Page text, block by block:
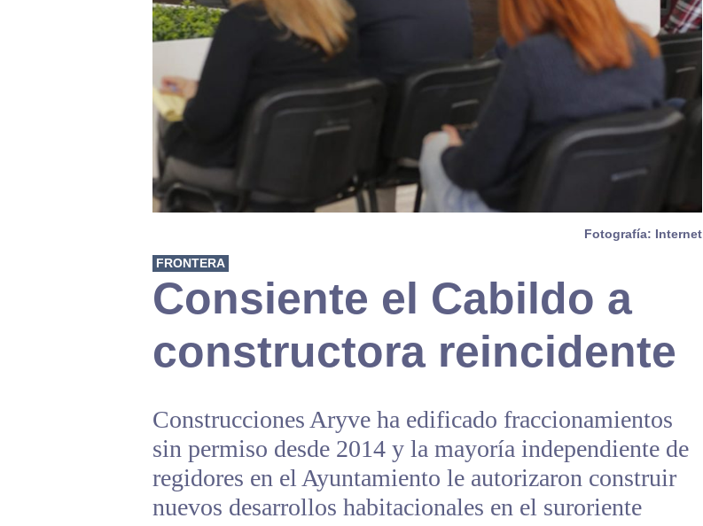
Fotografía: Internet
FRONTERA
Consiente el Cabildo a
constructora reincidente
Construcciones Aryve ha edificado fraccionamientos
sin permiso desde 2014 y la mayoría independiente de
regidores en el Ayuntamiento le autorizaron construir
nuevos desarrollos habitacionales en el suroriente